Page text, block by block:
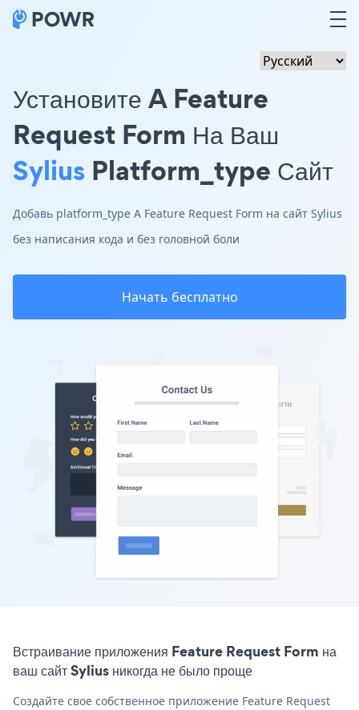
Установите A Feature
Request Form На Ваш
Sylius Platform_type Сайт
Добавь platform_type A Feature Request Form на сайт Sylius
без написания кода и без головной боли
Начать бесплатно
Встраивание приложения Feature Request Form на
ваш сайт Sylius никогда не было проще
Создайте свое собственное приложение Feature Request